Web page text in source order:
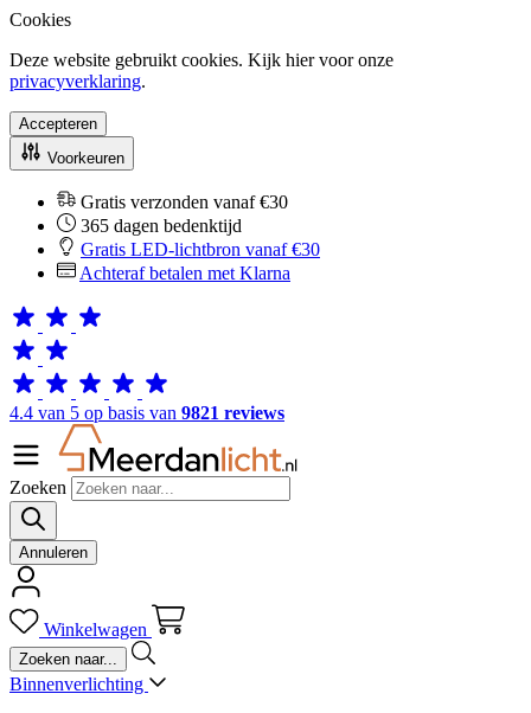
Cookies
Deze website gebruikt cookies. Kijk hier voor onze
privacyverklaring.
Accepteren
Voorkeuren
Gratis verzonden vanaf €30
365 dagen bedenktijd
Gratis LED-lichtbron vanaf €30
Achteraf betalen met Klarna
4.4 van 5 op basis van 9821 reviews
Zoeken
Annuleren
Winkelwagen
Binnenverlichting